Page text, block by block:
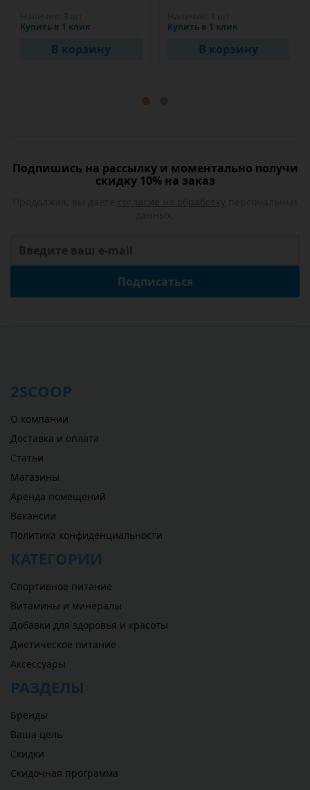
Купить в 1 клик
В корзину
Купить в 1 клик
В корзину
Подпишись на рассылку и моментально получи
скидку 10% на заказ
Подписаться
2SCOOP
О компании
Доставка и оплата
Статьи
Магазины
Аренда помещений
Вакансии
Политика конфиденциальности
КАТЕГОРИИ
Спортивное питание
Витамины и минералы
Добавки для здоровья и красоты
Диетическое питание
Аксессуары
РАЗДЕЛЫ
Бренды
Ваша цель
Скидки
Скидочная программа